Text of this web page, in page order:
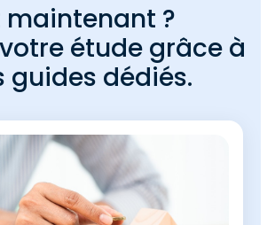
maintenant ?
étude grâce à
guides dédiés.